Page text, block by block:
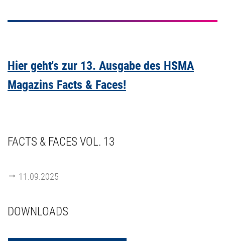
Hier geht's zur 13. Ausgabe des HSMA
Magazins Facts & Faces!
FACTS & FACES VOL. 13
11.09.2025
DOWNLOADS